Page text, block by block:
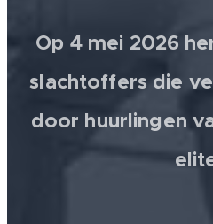
Op 4 mei 2026
slachtoffers die
door huurlingen